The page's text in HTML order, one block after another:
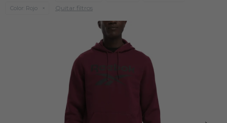
Color: Rojo Quitar filtros